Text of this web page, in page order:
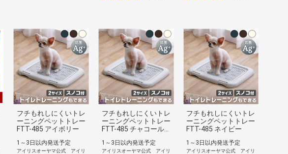
フチもれしにくいトレ
ーニングペットトレー
FTT-485 アイボリー
1～3日以内発送予定
アイリスオーヤマ公式 アイリ
フチもれしにくいトレ
ーニングペットトレー
FTT-485 チャコール
1～3日以内発送予定
アイリスオーヤマ公式 アイリ
フチもれしにくいトレ
ーニングペットトレー
FTT-485 ネイビー
1～3日以内発送予定
アイリスオーヤマ公式 アイリ